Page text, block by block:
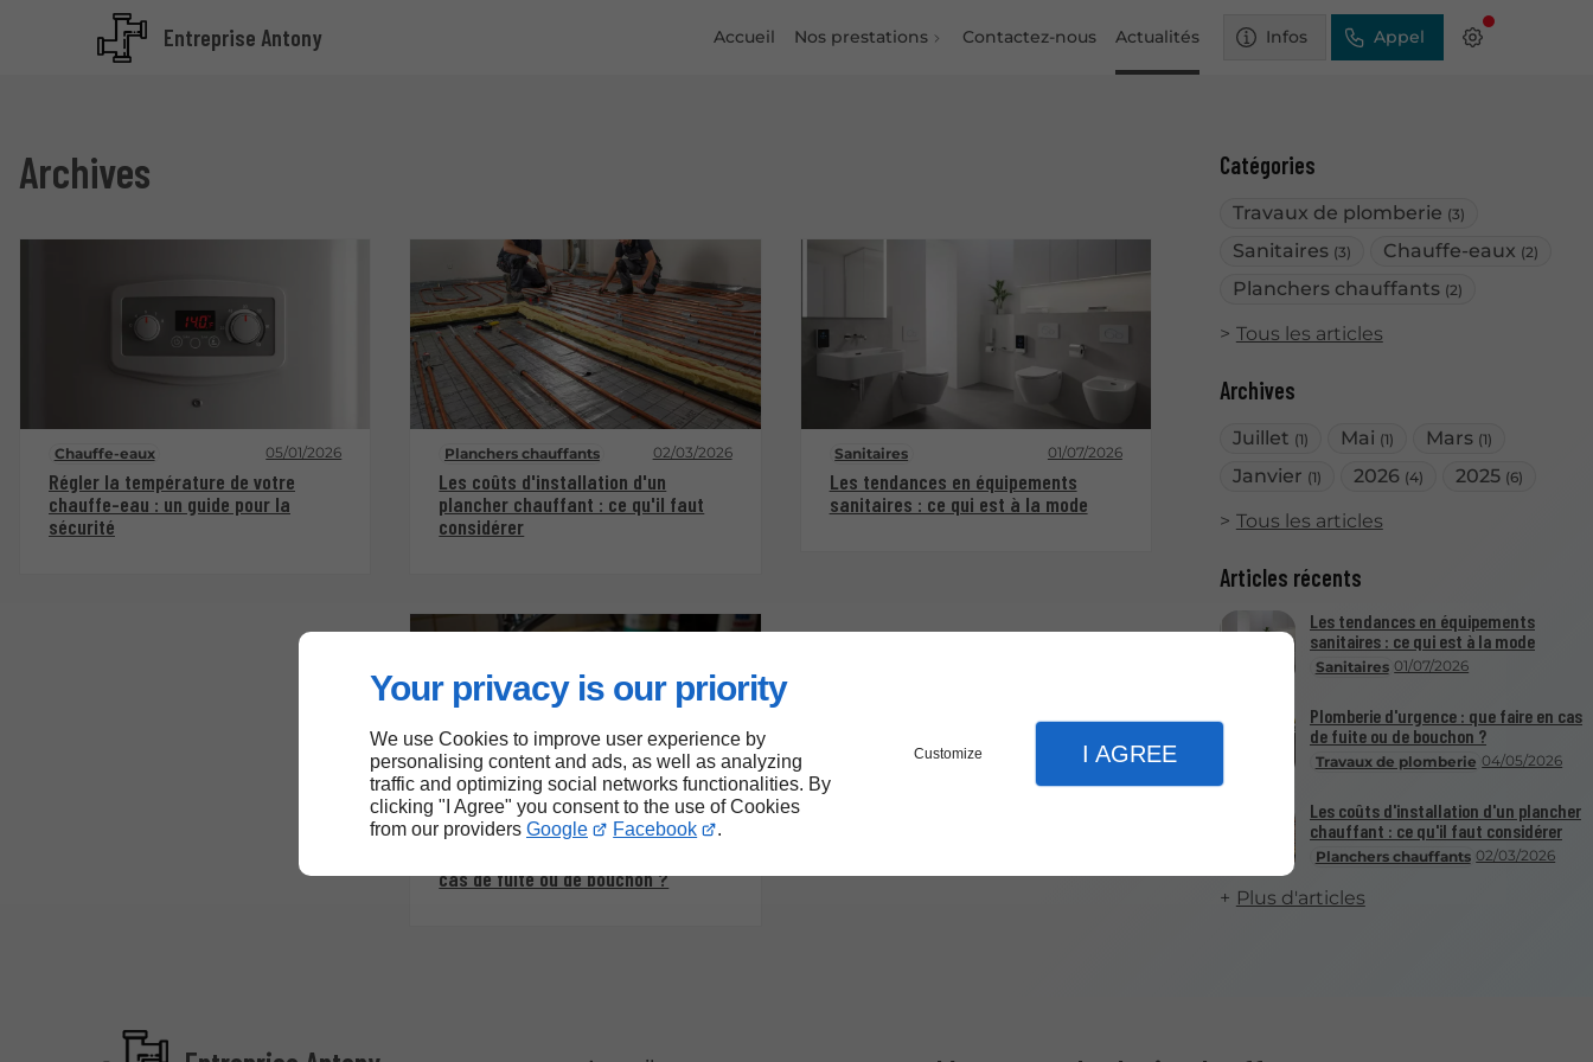
Your privacy is our priority
We use Cookies to improve user experience by
personalising content and ads, as well as analyzing
traffic and optimizing social networks functionalities. By
clicking "I Agree" you consent to the use of Cookies
from our providers Google Facebook .
Customize I AGREE
Entreprise Antony Accueil Nos prestations Contactez-nous Actualités Infos Appel
Catégories
Travaux de plomberie (3)
Sanitaires (3) Chauffe-eaux (2)
Planchers chauffants (2)
Tous les articles
Archives
Juillet (1) Mai (1) Mars (1)
Janvier (1) 2026 (4) 2025 (6)
Tous les articles
Articles récents
Sanitaires 01/07/2026
Les tendances en équipements
sanitaires : ce qui est à la mode
Travaux de plomberie 04/05/2026
Plomberie d'urgence : que faire en cas
de fuite ou de bouchon ?
Planchers chauffants 02/03/2026
Les coûts d'installation d'un plancher
chauffant : ce qu'il faut considérer
Plus d'articles
Archives
Chauffe-eaux 05/01/2026
Régler la température de votre
chauffe-eau : un guide pour la
sécurité
Planchers chauffants 02/03/2026
Les coûts d'installation d'un
plancher chauffant : ce qu'il faut
considérer
Travaux de plomberie 04/05/2026
cas de fuite ou de bouchon ?
Sanitaires 01/07/2026
Les tendances en équipements
sanitaires : ce qui est à la mode